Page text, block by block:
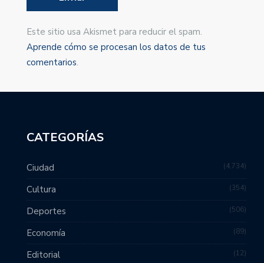
Este sitio usa Akismet para reducir el spam.
Aprende cómo se procesan los datos de tus
comentarios.
CATEGORÍAS
Ciudad 4,734
Cultura 354
Deportes 506
Economía 89
Editorial 12